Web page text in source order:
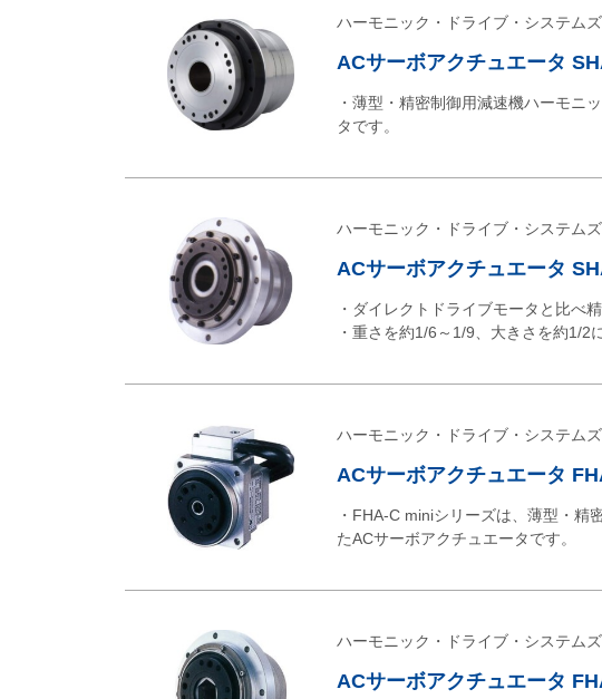
ハーモニック・ドライブ・システムズ
ACサーボアクチュエータ
・薄型・精密制御用減速機ハーモニ
タです。
ハーモニック・ドライブ・システムズ
ACサーボアクチュエータ
・ダイレクトドライブモータと比べ
・重さを約1/6～1/9、大きさを約1/2
ハーモニック・ドライブ・システムズ
ACサーボアクチュエータ
・FHA-C miniシリーズは、薄型・精
たACサーボアクチュエータです。
ハーモニック・ドライブ・システムズ
ACサーボアクチュエータ